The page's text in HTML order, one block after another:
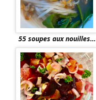
55 soupes aux nouilles…